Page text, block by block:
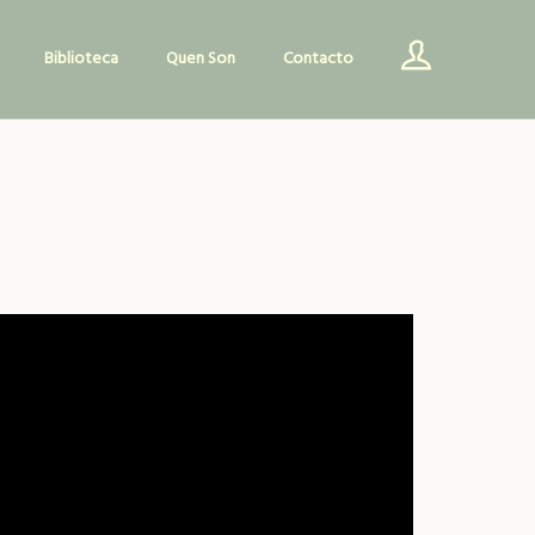
Biblioteca Quen Son Contacto